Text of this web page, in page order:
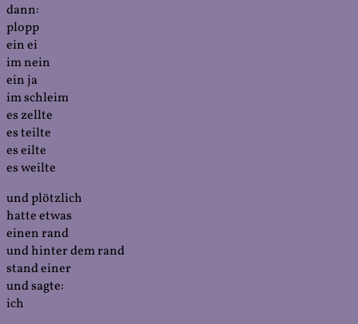
dann:
plopp
ein ei
im nein
ein ja
im schleim
es zellte
es teilte
es eilte
es weilte
und plötzlich
hatte etwas
einen rand
und hinter dem rand
stand einer
und sagte:
ich